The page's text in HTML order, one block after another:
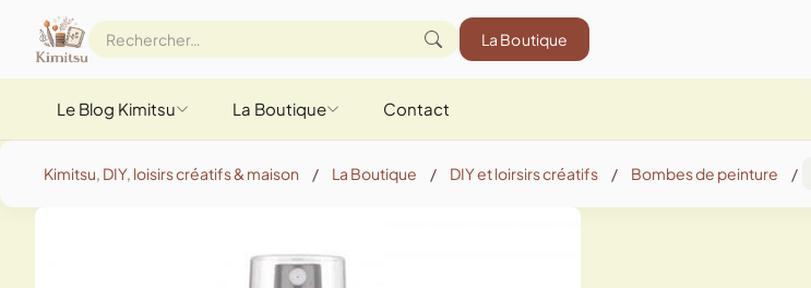
La Boutique
Le Blog Kimitsu La Boutique Contact
Kimitsu, DIY, loisirs créatifs & maison / La Boutique / DIY et loirsirs créatifs / Bombes de peinture /